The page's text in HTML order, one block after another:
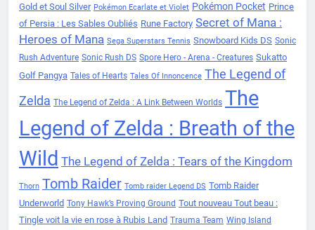
Gold et Soul Silver Pokémon Ecarlate et Violet Pokémon Pocket Prince
of Persia : Les Sables Oubliés Rune Factory Secret of Mana :
Heroes of Mana Sega Superstars Tennis Snowboard Kids DS Sonic
Rush Adventure Sonic Rush DS Spore Hero - Arena - Creatures Sukatto
Golf Pangya Tales of Hearts Tales Of Innoncence The Legend of
Zelda The Legend of Zelda : A Link Between Worlds The
Legend of Zelda : Breath of the
Wild The Legend of Zelda : Tears of the Kingdom
Thorn Tomb Raider Tomb raider Legend DS Tomb Raider
Underworld Tony Hawk’s Proving Ground Tout nouveau Tout beau :
Tingle voit la vie en rose à Rubis Land Trauma Team Wing Island